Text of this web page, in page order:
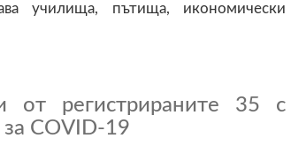
училища, пътища, икономически
от регистрираните 35 с
COVID-19